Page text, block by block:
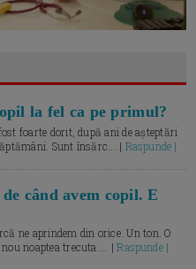
la fel ca pe primul?
foarte dorit, după ani de așteptări
Sunt însărc... | Raspunde |
când avem copil. E
ne aprindem din orice. Un ton. O
noaptea trecuta.... |Raspunde |